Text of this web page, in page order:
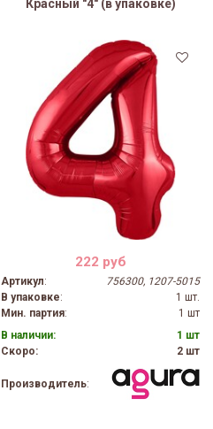
Красный "4" (в упаковке)
222 руб
Артикул:
756300, 1207-5015
В упаковке:
1 шт.
Мин. партия:
1 шт
В наличии:
1 шт
Скоро:
2 шт
Производитель: